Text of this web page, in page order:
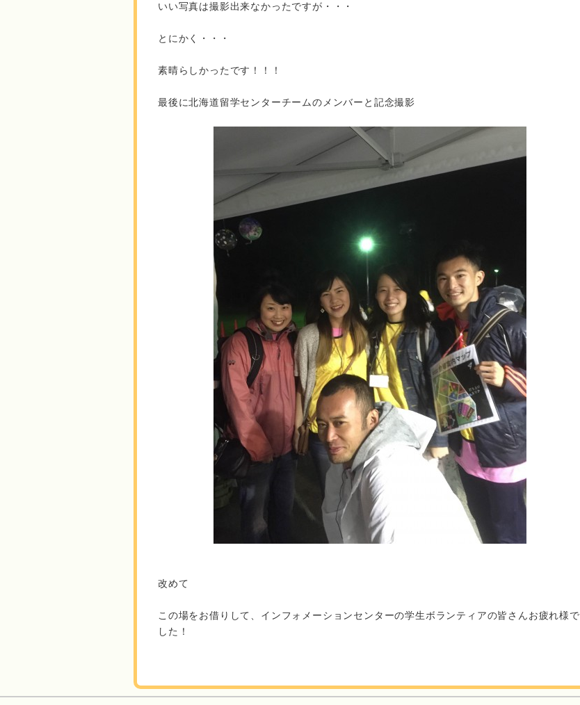
いい写真は撮影出来なかったですが・・・
とにかく・・・
素晴らしかったです！！！
最後に北海道留学センターチームのメンバーと記念撮影
改めて
この場をお借りして、インフォメーションセンターの学生ボランティアの皆さんお疲れ様で
した！